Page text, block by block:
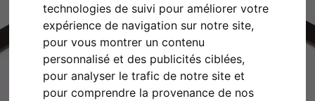
technologies de suivi pour améliorer votre
expérience de navigation sur notre site,
pour vous montrer un contenu
personnalisé et des publicités ciblées,
pour analyser le trafic de notre site et
pour comprendre la provenance de nos
Retour